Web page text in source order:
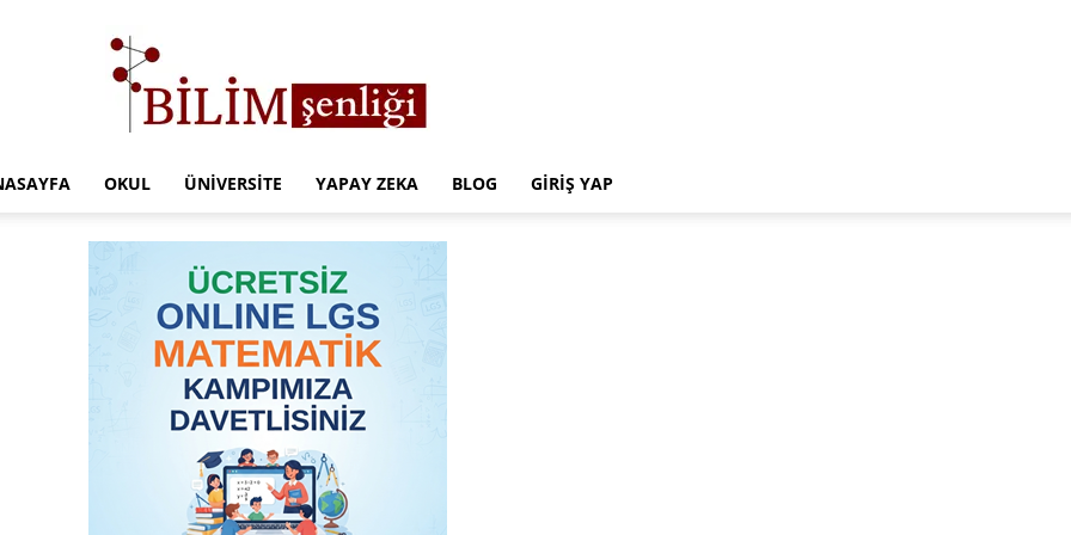
Eğitim
Kampüsü
OKUL ÜNIVERSITE YAPAY ZEKA BLOG GIRIŞ YAP